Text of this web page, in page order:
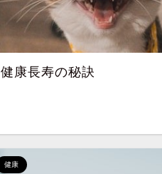
健康長寿の秘訣
健康